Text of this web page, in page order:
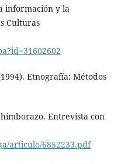
información y la
Culturas
Etnografía: Métodos
Entrevista con
articulo/6852233.pdf